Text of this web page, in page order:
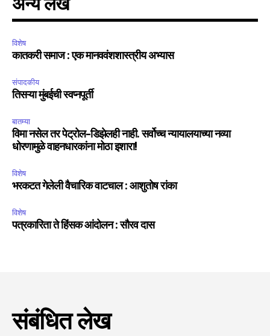
अन्य लेख
विशेष
कातकरी समाज : एक मानववंशशास्त्रीय अभ्यास
संपादकीय
तिसऱ्या मुंबईची स्वप्नपूर्ती
बातम्या
विमा नसेल तर पेट्रोल-डिझेलही नाही. सर्वोच्च न्यायालयाच्या नव्या
धोरणामुळे वाहनधारकांना मोठा इशारा!
विशेष
भरकटत गेलेली वैचारिक वाटचाल : आशुतोष रांका
विशेष
पत्रकारिता ते हिंसक आंदोलन : सौरव दास
संबंधित लेख